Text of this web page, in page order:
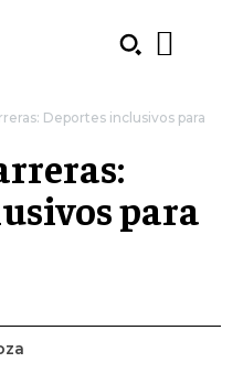
Deportes inclusivos para
para